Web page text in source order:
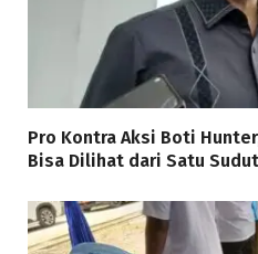
Pro Kontra Aksi Boti
Bisa Dilihat dari Satu Sudut